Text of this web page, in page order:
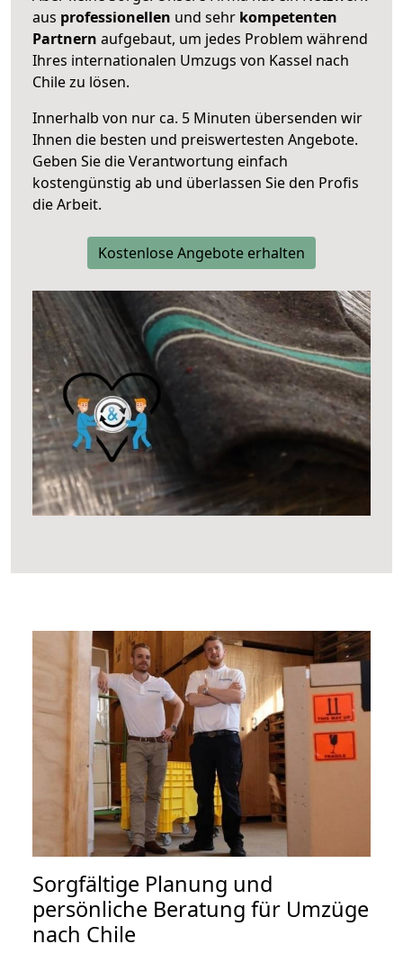
aus professionellen und sehr kompetenten
Partnern aufgebaut, um jedes Problem während
Ihres internationalen Umzugs von Kassel nach
Chile zu lösen.
Innerhalb von nur ca. 5 Minuten übersenden wir
Ihnen die besten und preiswertesten Angebote.
Geben Sie die Verantwortung einfach
kostengünstig ab und überlassen Sie den Profis
die Arbeit.
Kostenlose Angebote erhalten
Sorgfältige Planung und
persönliche Beratung für Umzüge
nach Chile